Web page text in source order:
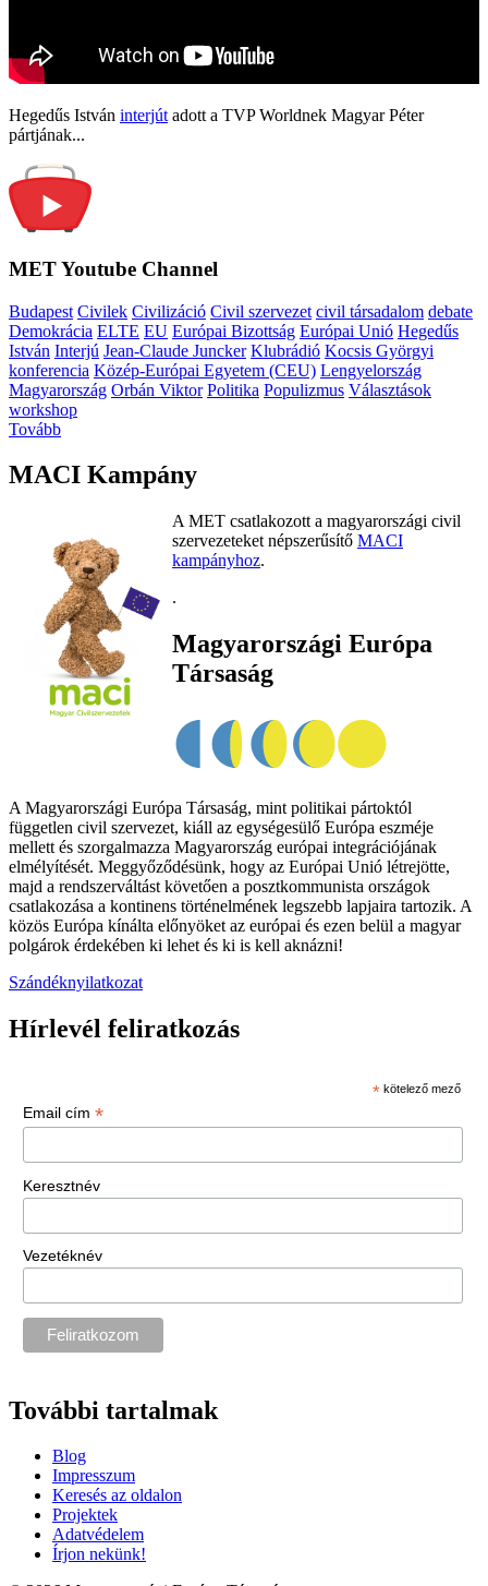
Hegedűs István interjút adott a TVP Worldnek Magyar Péter
pártjának...
MET Youtube Channel
Budapest Civilek Civilizáció Civil szervezet civil társadalom debate
Demokrácia ELTE EU Európai Bizottság Európai Unió Hegedűs
István Interjú Jean-Claude Juncker Klubrádió Kocsis Györgyi
konferencia Közép-Európai Egyetem (CEU) Lengyelország
Magyarország Orbán Viktor Politika Populizmus Választások
workshop
Tovább
MACI Kampány
A MET csatlakozott a magyarországi civil
szervezeteket népszerűsítő MACI
kampányhoz.
.
Magyarországi Európa
Társaság
A Magyarországi Európa Társaság, mint politikai pártoktól
független civil szervezet, kiáll az egységesülő Európa eszméje
mellett és szorgalmazza Magyarország európai integrációjának
elmélyítését. Meggyőződésünk, hogy az Európai Unió létrejötte,
majd a rendszerváltást követően a posztkommunista országok
csatlakozása a kontinens történelmének legszebb lapjaira tartozik. A
közös Európa kínálta előnyöket az európai és ezen belül a magyar
polgárok érdekében ki lehet és ki is kell aknázni!
Szándéknyilatkozat
Hírlevél feliratkozás
* kötelező mező
Email cím *
Keresztnév
Vezetéknév
További tartalmak
Blog
Impresszum
Keresés az oldalon
Projektek
Adatvédelem
Írjon nekünk!